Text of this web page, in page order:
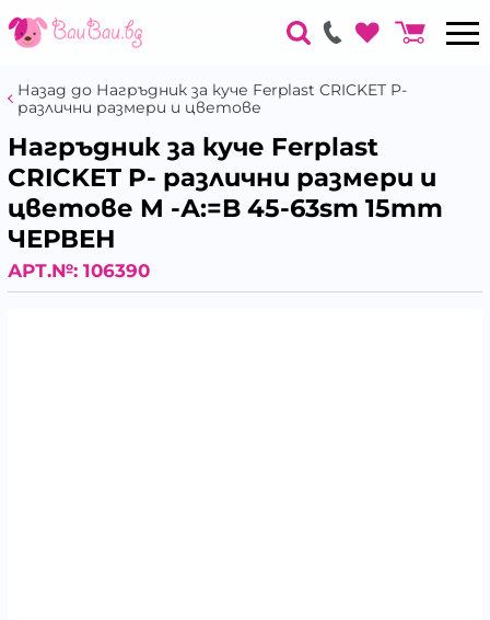
Назад до Нагръдник за куче Ferplast CRICKET P-
различни размери и цветове
Нагръдник за куче Ferplast
CRICKET P- различни размери и
цветове M -А:=B 45-63sm 15mm
ЧЕРВЕН
АРТ.№: 106390